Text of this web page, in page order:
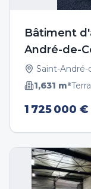
Bâtiment
André-de-
Saint-André-
1,631 m²
1 725 000 €